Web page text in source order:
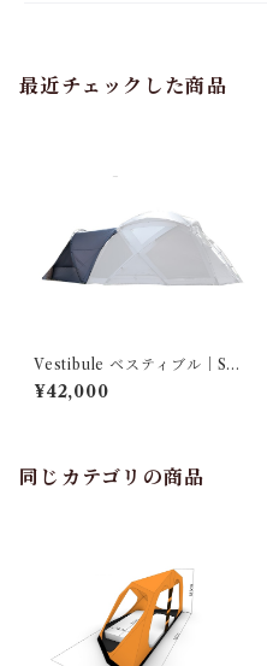
最近チェックした商品
Vestibule ベスティブル｜S45
0 Pro T/C用オプション
¥42,000
同じカテゴリの商品